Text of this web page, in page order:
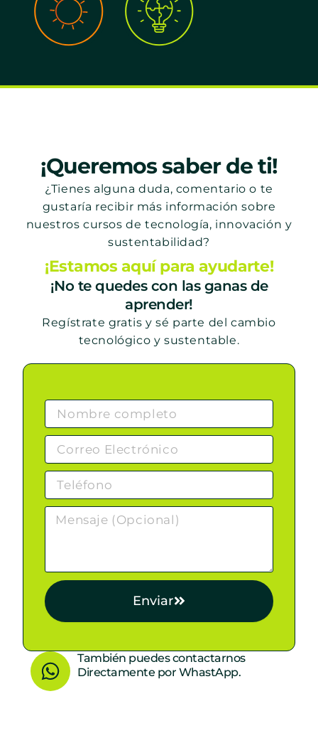
¡Queremos saber de ti!
¿Tienes alguna duda, comentario o te
gustaría recibir más información sobre
nuestros cursos de tecnología, innovación y
sustentabilidad?
¡Estamos aquí para ayudarte!
¡No te quedes con las ganas de
aprender!
Regístrate gratis y sé parte del cambio
tecnológico y sustentable.
Enviar
W
h
También puedes contactarnos
Directamente por WhastApp.